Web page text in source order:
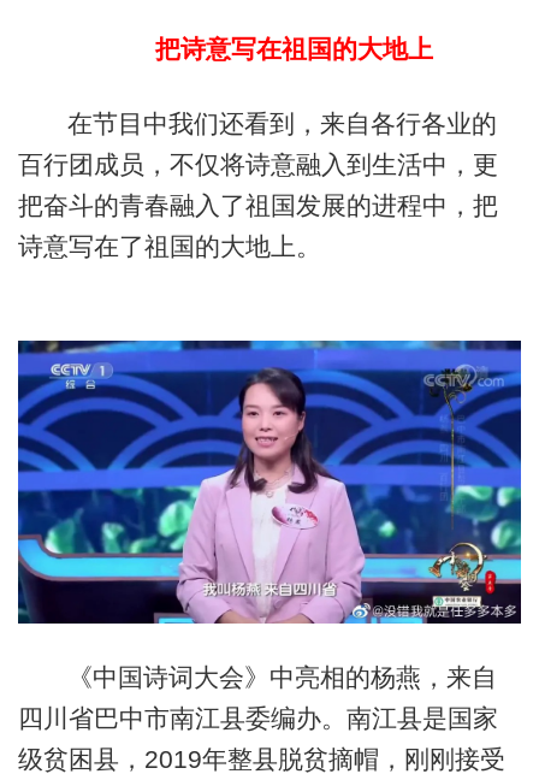
把诗意写在祖国的大地上
在节目中我们还看到，来自各行各业的
百行团成员，不仅将诗意融入到生活中，更
把奋斗的青春融入了祖国发展的进程中，把
诗意写在了祖国的大地上。
《中国诗词大会》中亮相的杨燕，来自
四川省巴中市南江县委编办。南江县是国家
级贫困县，2019年整县脱贫摘帽，刚刚接受